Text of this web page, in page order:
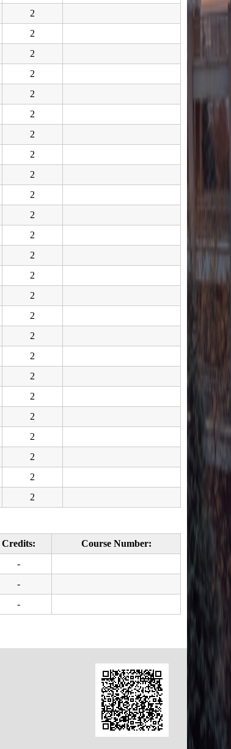
2
2
2
2
2
2
2
2
2
2
2
2
2
2
2
2
2
2
2
2
2
2
2
2
2
Credits:
Course Number:
-
-
-